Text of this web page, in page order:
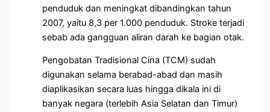
penduduk dan meningkat dibandingkan tahun
2007, yaitu 8,3 per 1.000 penduduk. Stroke terjadi
sebab ada gangguan aliran darah ke bagian otak.
Pengobatan Tradisional Cina (TCM) sudah
digunakan selama berabad-abad dan masih
diaplikasikan secara luas hingga dikala ini di
banyak negara (terlebih Asia Selatan dan Timur)